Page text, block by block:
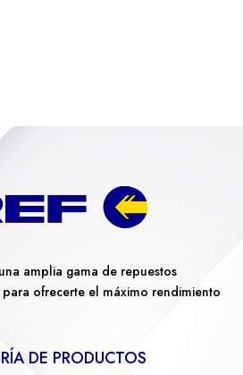
amplia gama de repuestos
ofrecerte el máximo rendimiento
DE PRODUCTOS